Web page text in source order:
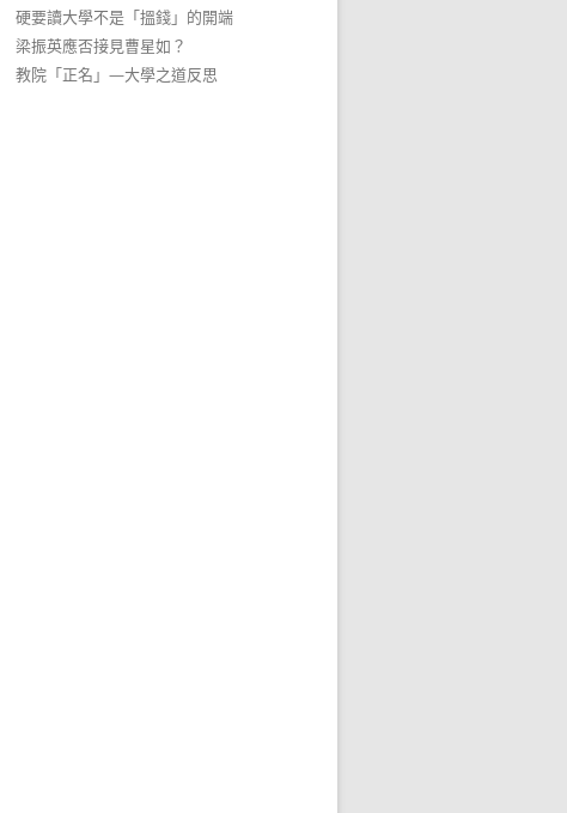
硬要讀大學不是「搵錢」的開端
梁振英應否接見曹星如？
教院「正名」—大學之道反思